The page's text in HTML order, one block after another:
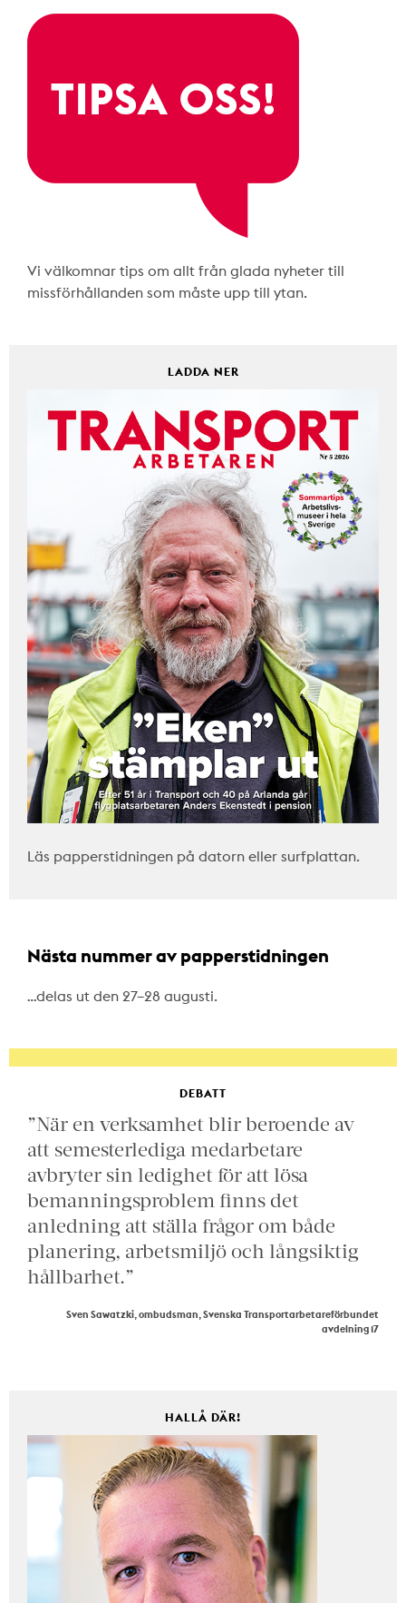
Vi välkomnar tips om allt från glada nyheter till
missförhållanden som måste upp till ytan.
LADDA NER
Läs papperstidningen på datorn eller surfplattan.
Nästa nummer av papperstidningen
…delas ut den 27–28 augusti.
DEBATT
”När en verksamhet blir beroende av
att semesterlediga medarbetare
avbryter sin ledighet för att lösa
bemanningsproblem finns det
anledning att ställa frågor om både
planering, arbetsmiljö och långsiktig
hållbarhet.”
Sven Sawatzki, ombudsman, Svenska Transportarbetareförbundet
avdelning 17
HALLÅ DÄR!